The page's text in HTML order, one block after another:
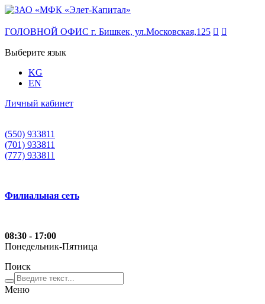
ГОЛОВНОЙ ОФИС г. Бишкек, ул.Московская,125  
Выберите язык
KG
EN
Личный кабинет
(550) 933811
(701) 933811
(777) 933811
Филиальная сеть
08:30 - 17:00
Понедельник-Пятница
Поиск
Меню